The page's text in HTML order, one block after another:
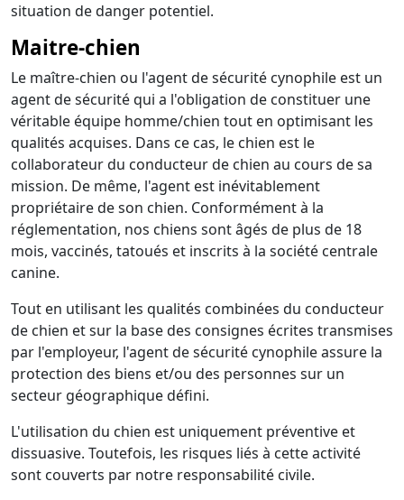
situation de danger potentiel.
Maitre-chien
Le maître-chien ou l'agent de sécurité cynophile est un
agent de sécurité qui a l'obligation de constituer une
véritable équipe homme/chien tout en optimisant les
qualités acquises. Dans ce cas, le chien est le
collaborateur du conducteur de chien au cours de sa
mission. De même, l'agent est inévitablement
propriétaire de son chien. Conformément à la
réglementation, nos chiens sont âgés de plus de 18
mois, vaccinés, tatoués et inscrits à la société centrale
canine.
Tout en utilisant les qualités combinées du conducteur
de chien et sur la base des consignes écrites transmises
par l'employeur, l'agent de sécurité cynophile assure la
protection des biens et/ou des personnes sur un
secteur géographique défini.
L'utilisation du chien est uniquement préventive et
dissuasive. Toutefois, les risques liés à cette activité
sont couverts par notre responsabilité civile.